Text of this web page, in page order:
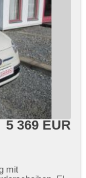
5 369 EUR
mit